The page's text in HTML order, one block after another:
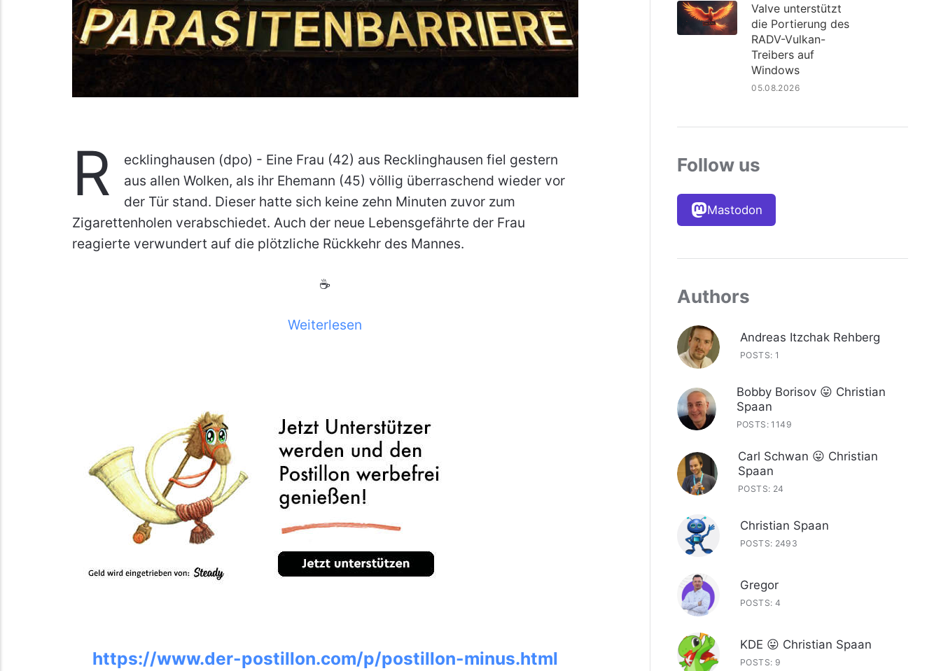
R
ecklinghausen (dpo) - Eine Frau (42) aus Recklinghausen fiel gestern
aus allen Wolken, als ihr Ehemann (45) völlig überraschend wieder vor
der Tür stand. Dieser hatte sich keine zehn Minuten zuvor zum
Zigarettenholen verabschiedet. Auch der neue Lebensgefährte der Frau
reagierte verwundert auf die plötzliche Rückkehr des Mannes.
☕
Weiterlesen
https://www.der-postillon.com/p/postillon-minus.html
Valve unterstützt
die Portierung des
RADV-Vulkan-
Treibers auf
Windows
05.08.2026
Follow us
Mastodon
Authors
Andreas Itzchak Rehberg
POSTS: 1
Bobby Borisov 😛 Christian
Spaan
POSTS: 1149
Carl Schwan 😛 Christian
Spaan
POSTS: 24
Christian Spaan
POSTS: 2493
Gregor
POSTS: 4
KDE 😛 Christian Spaan
POSTS: 9